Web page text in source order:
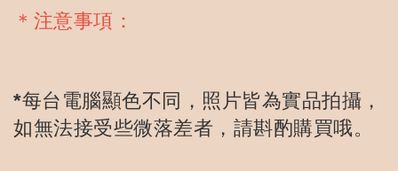
＊注意事項：
*每台電腦顯色不同，照片皆為實品拍攝，
如無法接受些微落差者，請斟酌購買哦。